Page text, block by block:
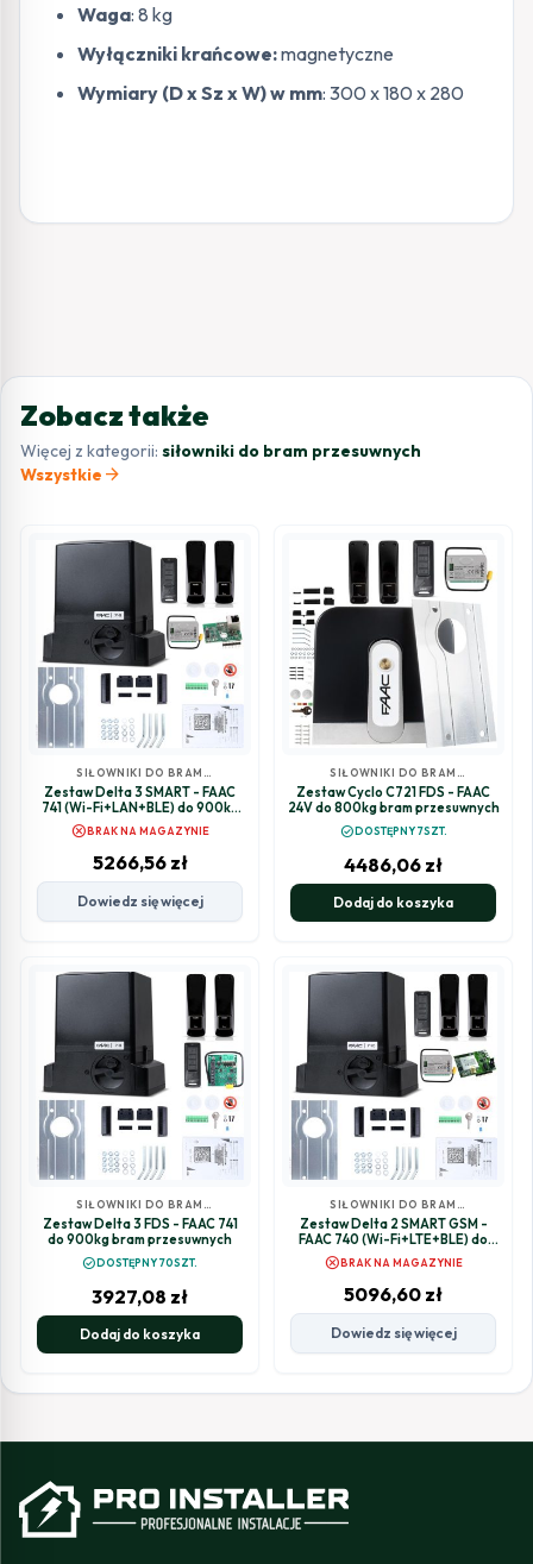
Waga: 8 kg
Wyłączniki krańcowe:magnetyczne
Wymiary (D x Sz x W) w mm: 300 x 180 x 280
Zobacz także
Więcej z kategorii: siłowniki do bram przesuwnych
Wszystkie arrow_forward
SIŁOWNIKI DO BRAM
PRZESUWNYCH
Zestaw Delta 3 SMART - FAAC
741 (Wi-Fi+LAN+BLE) do 900kg
bram przesuwnych
cancelBRAK NA MAGAZYNIE
5266,56 zł
Dowiedz się więcej
SIŁOWNIKI DO BRAM
PRZESUWNYCH
Zestaw Cyclo C721 FDS - FAAC
24V do 800kg bram przesuwnych
check_circleDOSTĘPNY 7SZT.
4486,06 zł
Dodaj do koszyka
SIŁOWNIKI DO BRAM
PRZESUWNYCH
Zestaw Delta 3 FDS - FAAC 741
do 900kg bram przesuwnych
check_circleDOSTĘPNY 70SZT.
3927,08 zł
Dodaj do koszyka
SIŁOWNIKI DO BRAM
PRZESUWNYCH
Zestaw Delta 2 SMART GSM -
FAAC 740 (Wi-Fi+LTE+BLE) do
500kg bram przesuwnych
cancelBRAK NA MAGAZYNIE
5096,60 zł
Dowiedz się więcej